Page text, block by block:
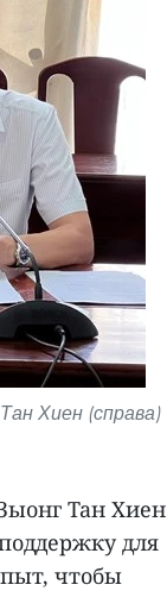
Хиен (справа)
Тан Хиен
для
чтобы